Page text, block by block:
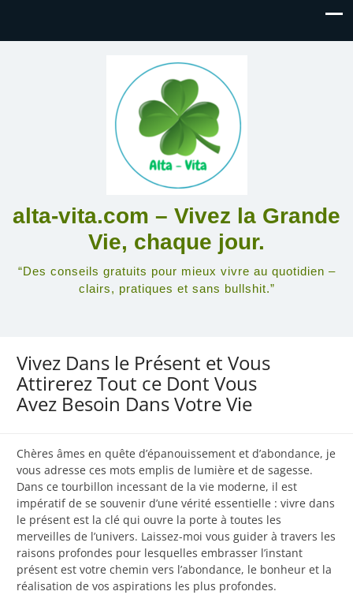
alta-vita.com – Vivez la Grande
Vie, chaque jour.
“Des conseils gratuits pour mieux vivre au quotidien –
clairs, pratiques et sans bullshit.”
Vivez Dans le Présent et Vous
Attirerez Tout ce Dont Vous
Avez Besoin Dans Votre Vie
Chères âmes en quête d’épanouissement et d’abondance, je
vous adresse ces mots emplis de lumière et de sagesse.
Dans ce tourbillon incessant de la vie moderne, il est
impératif de se souvenir d’une vérité essentielle : vivre dans
le présent est la clé qui ouvre la porte à toutes les
merveilles de l’univers. Laissez-moi vous guider à travers les
raisons profondes pour lesquelles embrasser l’instant
présent est votre chemin vers l’abondance, le bonheur et la
réalisation de vos aspirations les plus profondes.